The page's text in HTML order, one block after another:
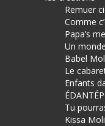
Remuer
Comme
Papa’s
Un
Babel
Le
Enfants
Tu
Kissa